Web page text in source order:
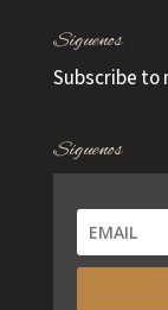
Síguenos
Subscribe
Síguenos